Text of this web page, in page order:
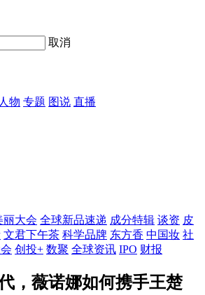
取消
人物 专题 图说 直播
丽大会 全球新品速递 成分特辑 谈资 皮
文君下午茶 科学品牌 东方香 中国妆 社
创投+ 数聚 全球资讯 IPO 财报
，薇诺娜如何携手王楚